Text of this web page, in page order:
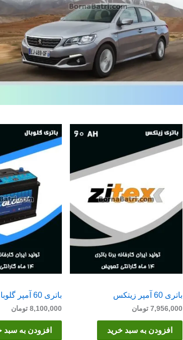
باتری 60 آمپر زیتکس
7,956,000 تومان
افزودن به سبد خرید
باتری 60 آمپر گلوبال
8,100,000 تومان
افزودن به سبد